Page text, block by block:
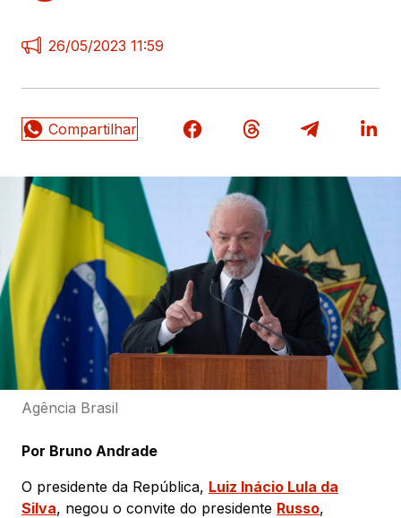
26/05/2023 11:59
Agência Brasil
Por Bruno Andrade
O presidente da República, Luiz Inácio Lula da
Silva, negou o convite do presidente Russo,